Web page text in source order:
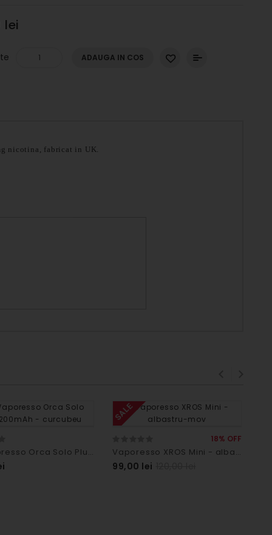
lei
ADAUGA IN COS
nicotina, fabricat in UK.
Kit Vaporesso Orca Solo Plus 1200mAh - curcubeu
SALE
18% OFF
Vaporesso XROS Mini - albastru-mov
99,00 lei